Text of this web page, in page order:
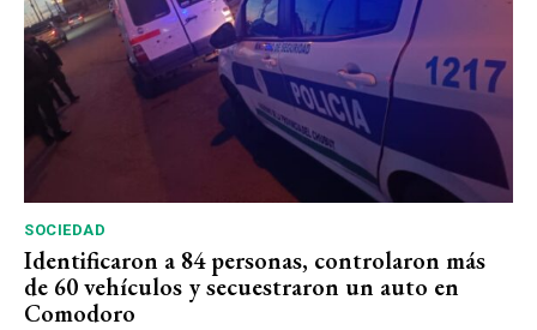
SOCIEDAD
Identificaron a 84 personas, controlaron más
de 60 vehículos y secuestraron un auto en
Comodoro